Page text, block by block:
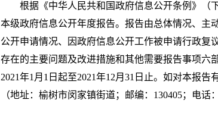
根据《中华人民共和国政府信息公开条例》（
本级政府信息公开年度报告。报告由总体情况、主
公开申请情况、因政府信息公开工作被申请行政复
存在的主要问题及改进措施和其他需要报告事项六
2021年1月1日起至2021年12月31日止。如对本报
（地址：榆树市闵家镇街道；邮编：130405；电话：